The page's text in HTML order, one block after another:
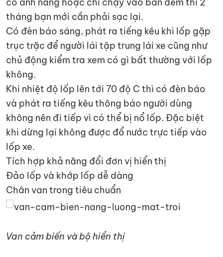
tháng bạn mới cần phải sạc lại.
Có đèn báo sáng, phát ra tiếng kêu khi lốp gặp
trục trặc để người lái tập trung lái xe cũng như
chủ động kiểm tra xem có gì bất thường với lốp
không.
Khi nhiệt độ lốp lên tới 70 độ C thì có đèn báo
và phát ra tiếng kêu thông báo người dùng
không nên đi tiếp vì có thể bị nổ lốp. Đặc biệt
khi dừng lại không được đổ nước trực tiếp vào
lốp xe.
Tích hợp khả năng đổi đơn vị hiển thị
Đảo lốp và khớp lốp dễ dàng
Chân van trong tiêu chuẩn
Van cảm biến và bộ hiển thị